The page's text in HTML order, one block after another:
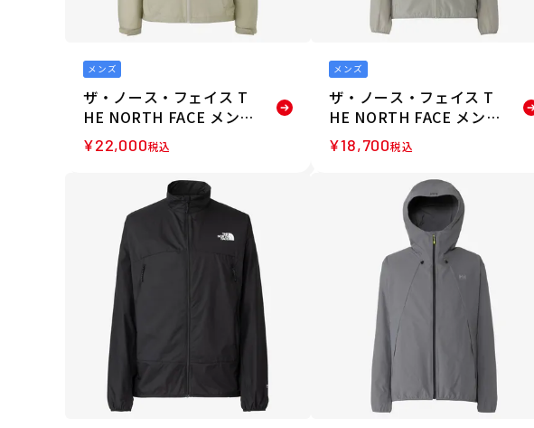
メンズ
ザ・ノース・フェイス T
HE NORTH FACE メンズ
ベンチャージャケット N
P62515-CL 26SS 春夏
¥22,000税込
メンズ
ザ・ノース・フェイス T
HE NORTH FACE メンズ
マウンテンソフトシェル
フーディ ジャケット NP
22603-CL 26SS 春夏
¥18,700税込